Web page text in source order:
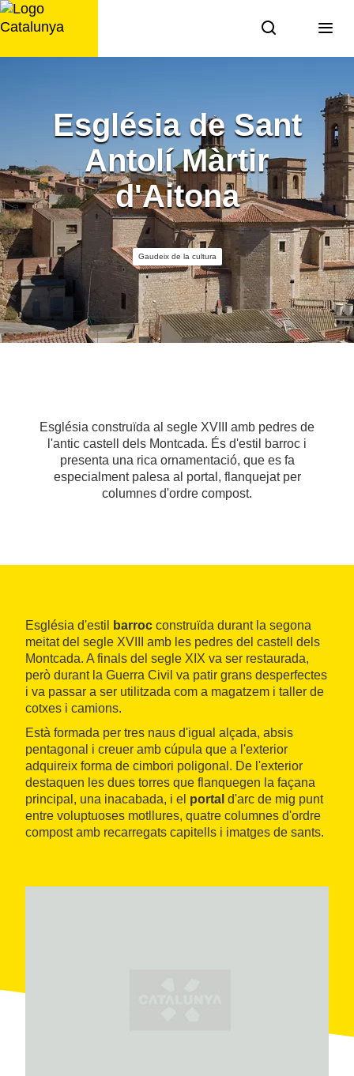
Saltar
al
Església de Sant
Antolí Màrtir
d'Aitona
Gaudeix de la cultura
Església construïda al segle XVIII amb pedres de
l'antic castell dels Montcada. És d'estil barroc i
presenta una rica ornamentació, que es fa
especialment palesa al portal, flanquejat per
columnes d'ordre compost.
Església d'estil barroc construïda durant la segona
meitat del segle XVIII amb les pedres del castell dels
Montcada. A finals del segle XIX va ser restaurada,
però durant la Guerra Civil va patir grans desperfectes
i va passar a ser utilitzada com a magatzem i taller de
cotxes i camions.
Està formada per tres naus d'igual alçada, absis
pentagonal i creuer amb cúpula que a l'exterior
adquireix forma de cimbori poligonal. De l'exterior
destaquen les dues torres que flanquegen la façana
principal, una inacabada, i el portal d'arc de mig punt
entre voluptuoses motllures, quatre columnes d'ordre
compost amb recarregats capitells i imatges de sants.